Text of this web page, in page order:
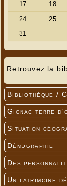
Retrouvez la
Bibliothèque /
Gignac terre
Situation
Démographie
Des
Un patrimoine